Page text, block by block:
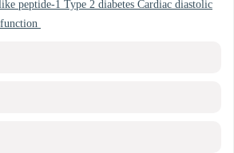
peptide-1 Type 2 diabetes Cardiac diastolic